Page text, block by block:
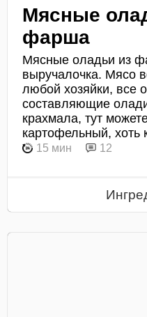
Мясные
фарша
Мясные оладьи из
выручалочка. Мясо
любой хозяйки, все
составляющие
крахмала, тут
картофельный, хоть
15 мин 12